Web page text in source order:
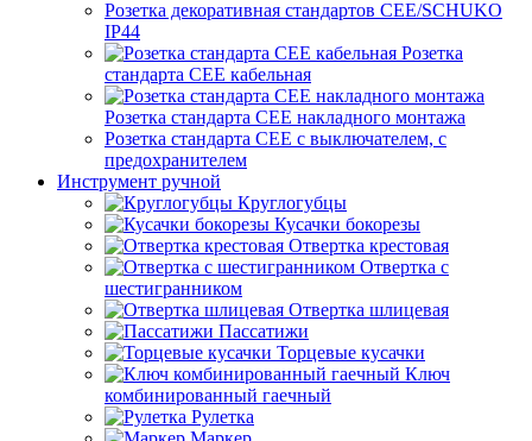
Розетка декоративная стандартов CEE/SCHUKO
IP44
Розетка
стандарта СЕЕ кабельная
Розетка стандарта СЕЕ накладного монтажа
Розетка стандарта СЕЕ с выключателем, с
предохранителем
Инструмент ручной
Круглогубцы
Кусачки бокорезы
Отвертка крестовая
Отвертка с
шестигранником
Отвертка шлицевая
Пассатижи
Торцевые кусачки
Ключ
комбинированный гаечный
Рулетка